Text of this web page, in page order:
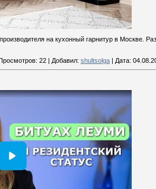
на кухонный гарнитур в Москве.
Просмотров: 22 Добавил: shultsolga Дата: